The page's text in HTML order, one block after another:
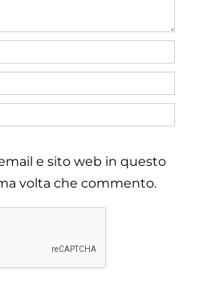
e sito web in questo
volta che commento.